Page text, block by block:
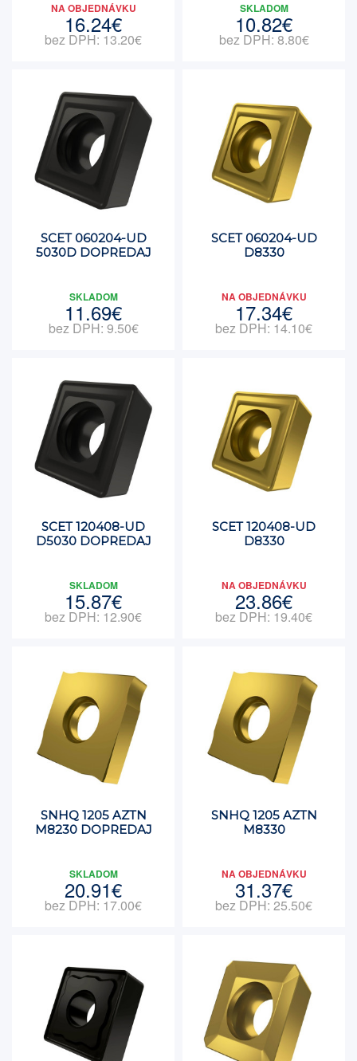
NA OBJEDNÁVKU
16.24€
bez DPH: 13.20€
SKLADOM
10.82€
bez DPH: 8.80€
SCET 060204-UD
5030D DOPREDAJ
SKLADOM
11.69€
bez DPH: 9.50€
SCET 060204-UD
D8330
NA OBJEDNÁVKU
17.34€
bez DPH: 14.10€
SCET 120408-UD
D5030 DOPREDAJ
SKLADOM
15.87€
bez DPH: 12.90€
SCET 120408-UD
D8330
NA OBJEDNÁVKU
23.86€
bez DPH: 19.40€
SNHQ 1205 AZTN
M8230 DOPREDAJ
SKLADOM
20.91€
bez DPH: 17.00€
SNHQ 1205 AZTN
M8330
NA OBJEDNÁVKU
31.37€
bez DPH: 25.50€